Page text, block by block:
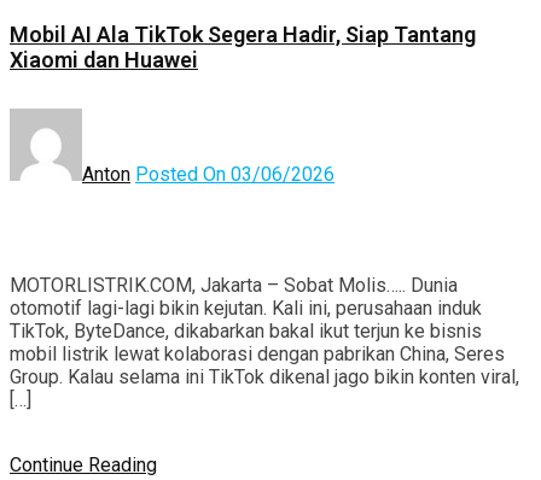
Mobil AI Ala TikTok Segera Hadir, Siap Tantang
Xiaomi dan Huawei
Anton Posted On 03/06/2026
MOTORLISTRIK.COM, Jakarta – Sobat Molis….. Dunia
otomotif lagi-lagi bikin kejutan. Kali ini, perusahaan induk
TikTok, ByteDance, dikabarkan bakal ikut terjun ke bisnis
mobil listrik lewat kolaborasi dengan pabrikan China, Seres
Group. Kalau selama ini TikTok dikenal jago bikin konten viral,
[…]
Continue Reading